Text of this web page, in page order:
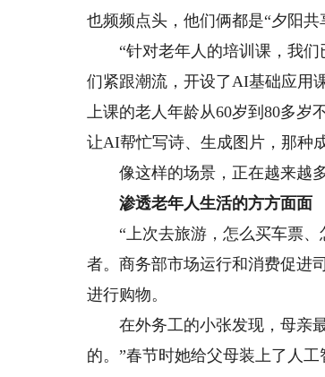
也频频点头，他们俩都是“夕阳共
“针对老年人的培训课，我们
们紧跟潮流，开设了AI基础应用
上课的老人年龄从60岁到80多岁
让AI帮忙写诗、生成图片，那种
像这样的场景，正在越来越多
渗透老年人生活的方方面面
“上次去旅游，怎么买车票、
者。商务部市场运行和消费促进
进行购物。
在外务工的小张发现，母亲最
的。”春节时她给父母装上了人